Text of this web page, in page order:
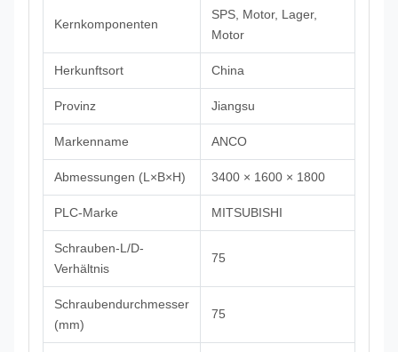
Kernkomponenten
SPS, Motor, Lager,
Motor
Herkunftsort China
Provinz Jiangsu
Markenname ANCO
Abmessungen (L×B×H) 3400 × 1600 × 1800
PLC-Marke MITSUBISHI
Schrauben-L/D-
Verhältnis
75
Schraubendurchmesser
(mm)
75